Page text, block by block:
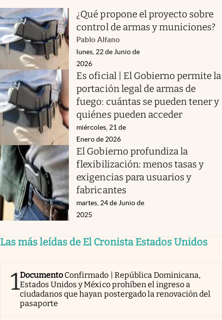
¿Qué propone el proyecto sobre
control de armas y municiones?
Pablo Alfano
lunes, 22 de Junio de
2026
Es oficial | El Gobierno permite la
portación legal de armas de
fuego: cuántas se pueden tener y
quiénes pueden acceder
miércoles, 21 de
Enero de 2026
El Gobierno profundiza la
flexibilización: menos tasas y
exigencias para usuarios y
fabricantes
martes, 24 de Junio de
2025
Las más leídas de El Cronista Estados Unidos
1Documento Confirmado | República Dominicana,
Estados Unidos y México prohíben el ingreso a
ciudadanos que hayan postergado la renovación del
pasaporte